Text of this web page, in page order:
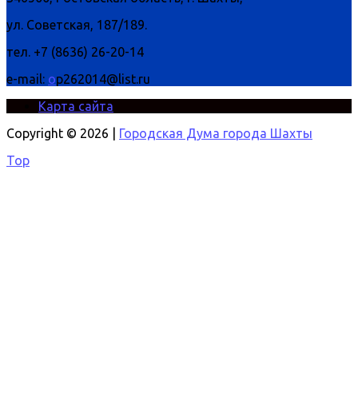
ул. Советская, 187/189.
тел. +7 (8636) 26-20-14
e-mail: op262014@list.ru
Карта сайта
Copyright © 2026 |
Городская Дума города Шахты
Top